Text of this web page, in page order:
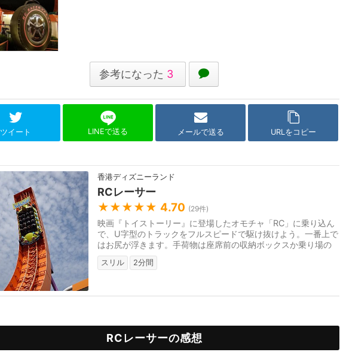
参考になった 3
ツイート LINEで送る メールで送る URLをコピー
香港ディズニーランド
RCレーサー
★★★★★ 4.70 (29件)
映画『トイストーリー』に登場したオモチャ「RC」に乗り込ん
で、U字型のトラックをフルスピードで駆け抜けよう。一番上で
はお尻が浮きます。手荷物は座席前の収納ボックスか乗り場の
棚へ。待ち時間の目安は30～40...
スリル 2分間
RCレーサーの感想